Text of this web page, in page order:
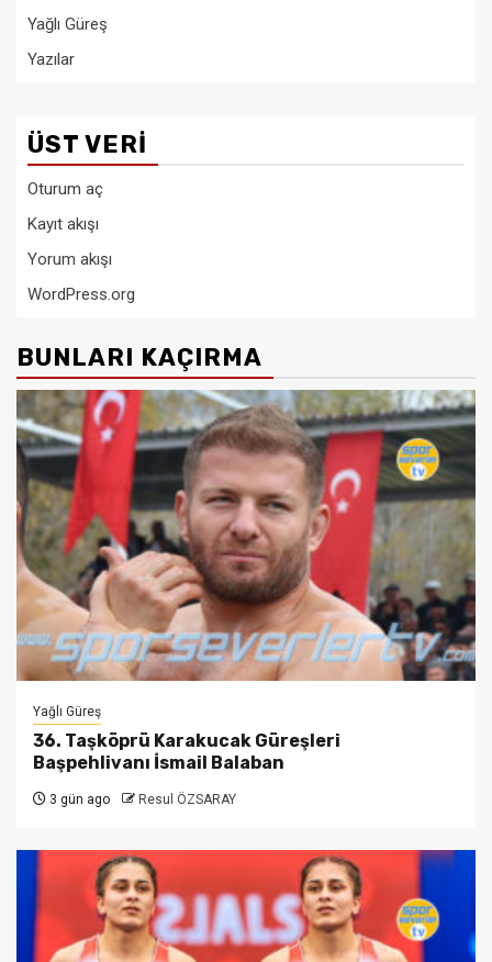
Yağlı Güreş
Yazılar
ÜST VERI
Oturum aç
Kayıt akışı
Yorum akışı
WordPress.org
BUNLARI KAÇIRMA
Yağlı Güreş
36. Taşköprü Karakucak Güreşleri
Başpehlivanı İsmail Balaban
3 gün ago Resul ÖZSARAY